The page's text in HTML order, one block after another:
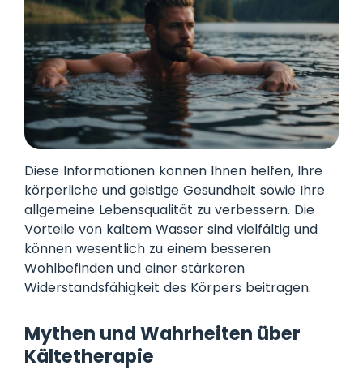
Diese Informationen können Ihnen helfen, Ihre
körperliche und geistige Gesundheit sowie Ihre
allgemeine Lebensqualität zu verbessern. Die
Vorteile von kaltem Wasser sind vielfältig und
können wesentlich zu einem besseren
Wohlbefinden und einer stärkeren
Widerstandsfähigkeit des Körpers beitragen.
Mythen und Wahrheiten über
Kältetherapie